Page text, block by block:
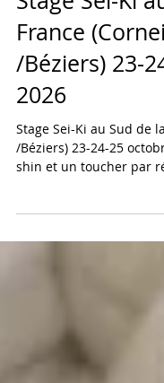
Stage Sei-Ki
France
/Béziers) 23-
2026
Stage Sei-Ki au Sud de la